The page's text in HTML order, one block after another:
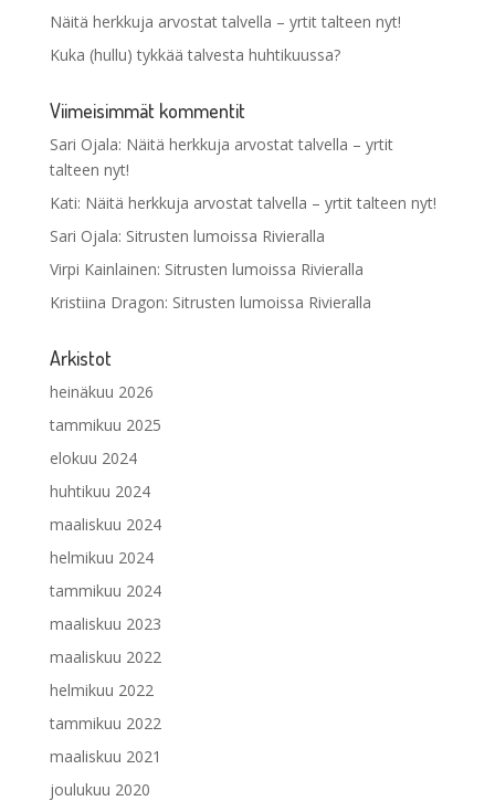
Näitä herkkuja arvostat talvella – yrtit talteen nyt!
Kuka (hullu) tykkää talvesta huhtikuussa?
Viimeisimmät kommentit
Sari Ojala: Näitä herkkuja arvostat talvella – yrtit
talteen nyt!
Kati: Näitä herkkuja arvostat talvella – yrtit talteen nyt!
Sari Ojala: Sitrusten lumoissa Rivieralla
Virpi Kainlainen: Sitrusten lumoissa Rivieralla
Kristiina Dragon: Sitrusten lumoissa Rivieralla
Arkistot
heinäkuu 2026
tammikuu 2025
elokuu 2024
huhtikuu 2024
maaliskuu 2024
helmikuu 2024
tammikuu 2024
maaliskuu 2023
maaliskuu 2022
helmikuu 2022
tammikuu 2022
maaliskuu 2021
joulukuu 2020